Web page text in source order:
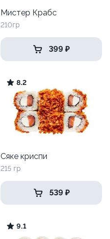
Мистер Крабс
210гр
399 ₽
8.2
Сяке криспи
215 гр
539 ₽
9.1